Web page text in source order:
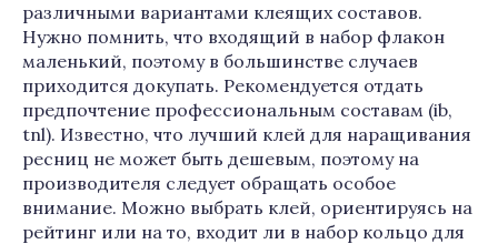
различными вариантами клеящих составов.
Нужно помнить, что входящий в набор флакон
маленький, поэтому в большинстве случаев
приходится докупать. Рекомендуется отдать
предпочтение профессиональным составам (ib,
tnl). Известно, что лучший клей для наращивания
ресниц не может быть дешевым, поэтому на
производителя следует обращать особое
внимание. Можно выбрать клей, ориентируясь на
рейтинг или на то, входит ли в набор кольцо для